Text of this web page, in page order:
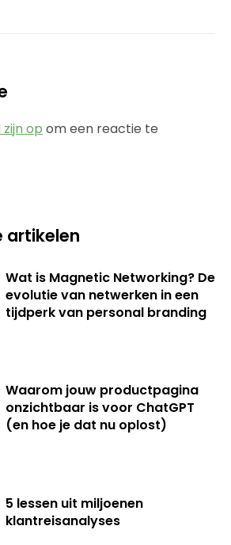
op om een reactie te
artikelen
Wat is Magnetic Networking? De
evolutie van netwerken in een
tijdperk van personal branding
Waarom jouw productpagina
onzichtbaar is voor ChatGPT
(en hoe je dat nu oplost)
5 lessen uit miljoenen
klantreisanalyses